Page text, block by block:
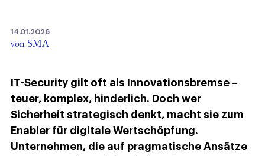
14.01.2026
von SMA
IT-Security gilt oft als Innovationsbremse –
teuer, komplex, hinderlich. Doch wer
Sicherheit strategisch denkt, macht sie zum
Enabler für digitale Wertschöpfung.
Unternehmen, die auf pragmatische Ansätze